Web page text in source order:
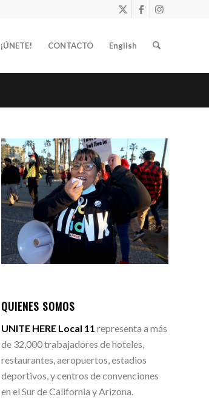
¡ÚNETE! CONTACTO English
QUIENES SOMOS
UNITE HERE Local 11 representa a más
de 32,000 trabajadores de hoteles,
restaurantes, aeropuertos, estadios
deportivos, y centros de convenciones
en el Sur de California y Arizona.